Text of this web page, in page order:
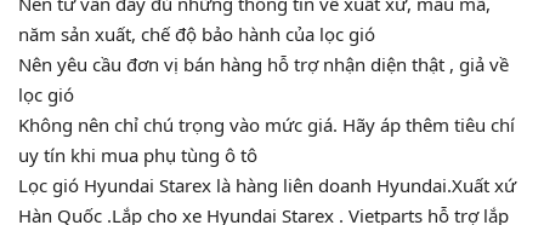
năm sản xuất, chế độ bảo hành của lọc gió
Nên yêu cầu đơn vị bán hàng hỗ trợ nhận diện thật , giả về
lọc gió
Không nên chỉ chú trọng vào mức giá. Hãy áp thêm tiêu chí
uy tín khi mua phụ tùng ô tô
Lọc gió Hyundai Starex là hàng liên doanh Hyundai.Xuất xứ
Hàn Quốc .Lắp cho xe Hyundai Starex . Vietparts hỗ trợ lắp